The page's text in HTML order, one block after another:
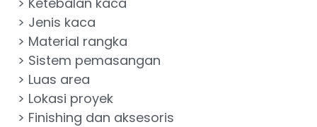
> Jenis kaca
> Material rangka
> Sistem pemasangan
> Luas area
> Lokasi proyek
> Finishing dan aksesoris